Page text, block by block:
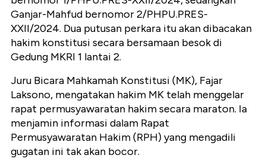
Ganjar-Mahfud bernomor 2/PHPU.PRES-
XXII/2024. Dua putusan perkara itu akan dibacakan
hakim konstitusi secara bersamaan besok di
Gedung MKRI 1 lantai 2.
Juru Bicara Mahkamah Konstitusi (MK), Fajar
Laksono, mengatakan hakim MK telah menggelar
rapat permusyawaratan hakim secara maraton. Ia
menjamin informasi dalam Rapat
Permusyawaratan Hakim (RPH) yang mengadili
gugatan ini tak akan bocor.